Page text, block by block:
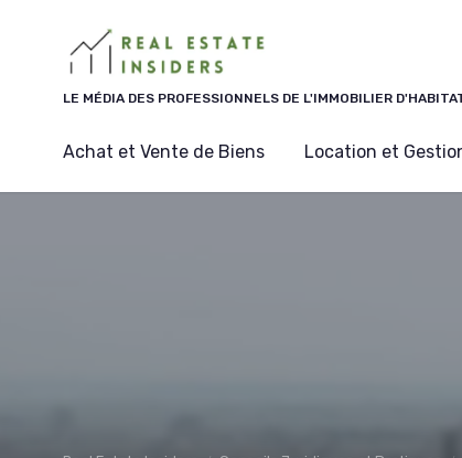
LE MÉDIA DES PROFESSIONNELS DE L'IMMOBILIER
Achat et Vente de Biens Location et